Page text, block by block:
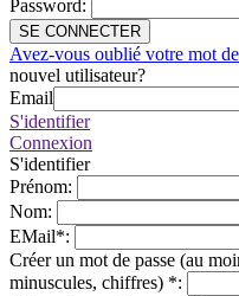
Password:
SE CONNECTER
Avez-vous oublié votre mot
nouvel utilisateur?
Email
S'identifier
Connexion
S'identifier
Prénom:
Nom:
EMail*:
Créer un mot de passe (au
minuscules, chiffres) *: